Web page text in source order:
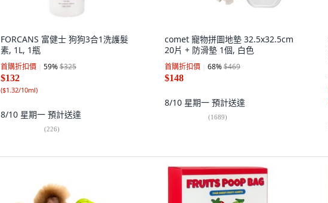
FORCANS 富健士 狗狗3合1洗護髮
素, 1L, 1瓶
首購折扣價 59%$325
$132
($1.32/10ml)
8/10 星期一 預計送達
(226)
comet 寵物拼圖地墊 32.5x32.5cm
20片 + 防滑墊 1個, 白色
首購折扣價 68%$469
$148
8/10 星期一 預計送達
(1689)